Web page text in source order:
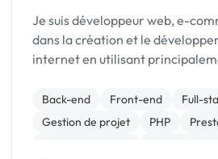
Je suis développeur web, e-
dans la création et le
internet en utilisant
sur mes compétences
Rendez-v...
Back-end Front-end
Full-
Gestion de projet
PHP